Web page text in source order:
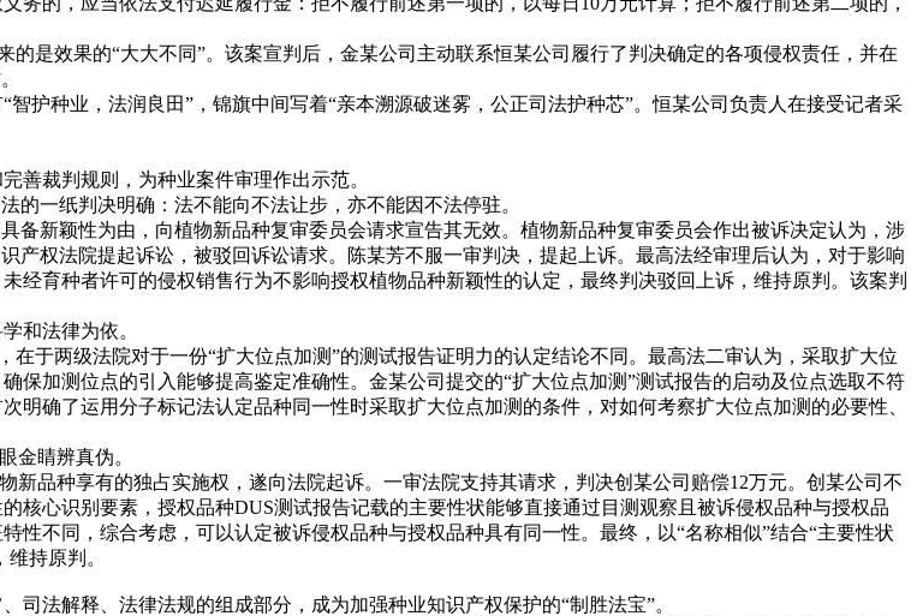
是效果的“大大不同”。该案宣判后，金某公司主动联系恒某公司履行了判决确定的各项侵权责任，并在
种业，法润良田”，锦旗中间写着“亲本溯源破迷雾，公正司法护种芯”。恒某公司负责人在接受记者采
裁判规则，为种业案件审理作出示范。
一纸判决明确：法不能向不法让步，亦不能因不法停驻。
新颖性为由，向植物新品种复审委员会请求宣告其无效。植物新品种复审委员会作出被诉决定认为，涉
产权法院提起诉讼，被驳回诉讼请求。陈某芳不服一审判决，提起上诉。最高法经审理后认为，对于影响
经育种者许可的侵权销售行为不影响授权植物品种新颖性的认定，最终判决驳回上诉，维持原判。该案判
和法律为依。
于两级法院对于一份“扩大位点加测”的测试报告证明力的认定结论不同。最高法二审认为，采取扩大位
保加测位点的引入能够提高鉴定准确性。金某公司提交的“扩大位点加测”测试报告的启动及位点选取不符
确了运用分子标记法认定品种同一性时采取扩大位点加测的条件，对如何考察扩大位点加测的必要性、
金睛辨真伪。
品种享有的独占实施权，遂向法院起诉。一审法院支持其请求，判决创某公司赔偿12万元。创某公司不
核心识别要素，授权品种DUS测试报告记载的主要性状能够直接通过目测观察且被诉侵权品种与授权品
不同，综合考虑，可以认定被诉侵权品种与授权品种具有同一性。最终，以“名称相似”结合“主要性状
持原判。
法解释、法律法规的组成部分，成为加强种业知识产权保护的“制胜法宝”。